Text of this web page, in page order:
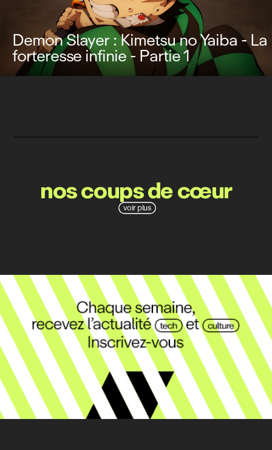
Demon Slayer : Kimetsu no Yaiba - La
forteresse infinie - Partie 1
voir plus
nos coups de cœur